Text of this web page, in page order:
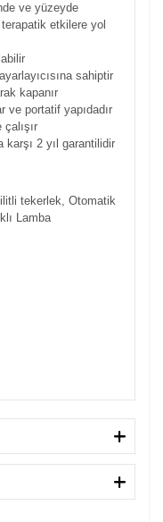
ve yüzeyde
etkilere yol
sahiptir
kapanır
ve portatif yapıdadır
karşı 2 yıl garantilidir
tekerlek, Otomatik
Lamba
yapın!